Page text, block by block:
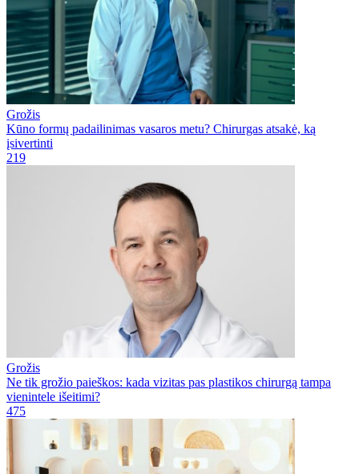
Grožis
Kūno formų padailinimas vasaros metu? Chirurgas atsakė, ką
įsivertinti
219
Grožis
Ne tik grožio paieškos: kada vizitas pas plastikos chirurgą tampa
vienintele išeitimi?
475